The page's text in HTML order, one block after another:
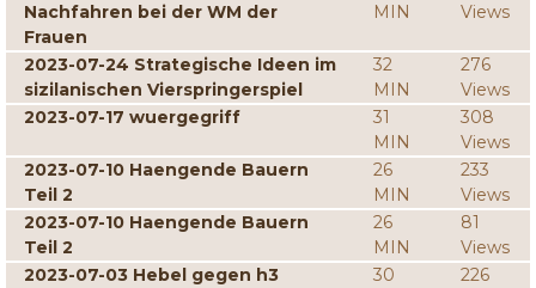
Nachfahren bei der WM der
Frauen
MIN
Views
2023-07-24 Strategische Ideen im
sizilanischen Vierspringerspiel
32
MIN
276
Views
2023-07-17 wuergegriff
31
MIN
308
Views
2023-07-10 Haengende Bauern
Teil 2
26
MIN
233
Views
2023-07-10 Haengende Bauern
Teil 2
26
MIN
81
Views
2023-07-03 Hebel gegen h3
30
226